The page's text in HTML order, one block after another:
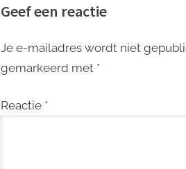
Geef een reactie
Je e-mailadres wordt niet
gemarkeerd met *
Reactie *